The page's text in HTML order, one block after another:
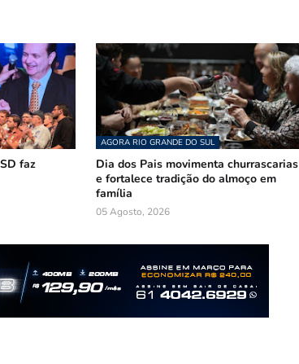
faz
AGORA RIO GRANDE DO SUL
Dia dos Pais movimenta churrascarias
e fortalece tradição do almoço em
família
05 Agosto, 2026